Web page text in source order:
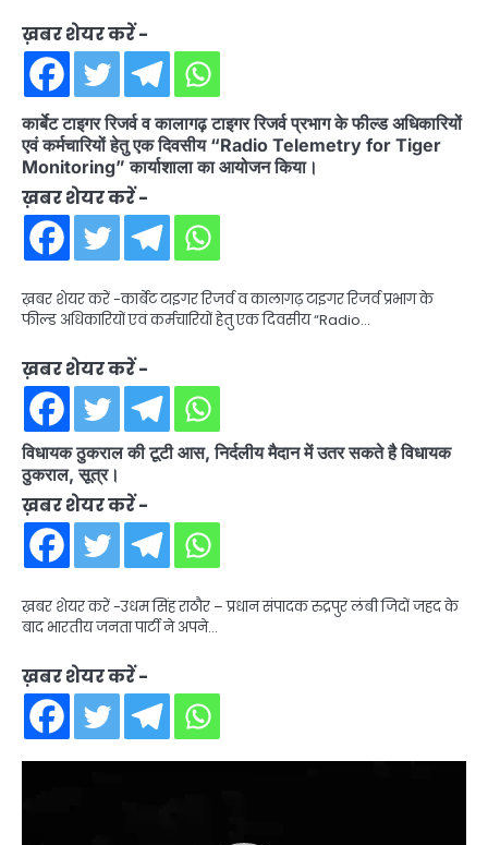
ख़बर शेयर करें -
कार्बेट टाइगर रिजर्व व कालागढ़ टाइगर रिजर्व प्रभाग के फील्ड अधिकारियों
एवं कर्मचारियों हेतु एक दिवसीय “Radio Telemetry for Tiger
Monitoring” कार्याशाला का आयोजन किया।
ख़बर शेयर करें -
ख़बर शेयर करें -कार्बेट टाइगर रिजर्व व कालागढ़ टाइगर रिजर्व प्रभाग के
फील्ड अधिकारियों एवं कर्मचारियों हेतु एक दिवसीय “Radio…
ख़बर शेयर करें -
विधायक ठुकराल की टूटी आस, निर्दलीय मैदान में उतर सकते है विधायक
ठुकराल, सूत्र।
ख़बर शेयर करें -
ख़बर शेयर करें -उधम सिंह राठौर – प्रधान संपादक रुद्रपुर लंबी जिदों जहद के
बाद भारतीय जनता पार्टी ने अपने…
ख़बर शेयर करें -